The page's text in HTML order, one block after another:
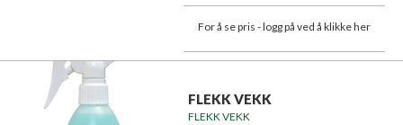
For å se pris - logg på ved å klikke her
FLEKK VEKK
FLEKK VEKK